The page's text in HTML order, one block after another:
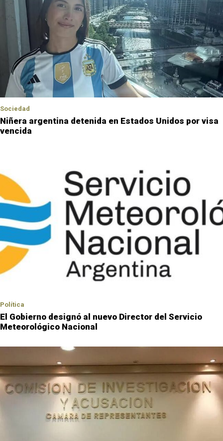
Sociedad
Niñera argentina detenida en Estados Unidos por visa
vencida
Política
El Gobierno designó al nuevo Director del Servicio
Meteorológico Nacional